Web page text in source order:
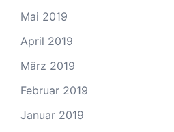
Mai 2019
April 2019
März 2019
Februar 2019
Januar 2019